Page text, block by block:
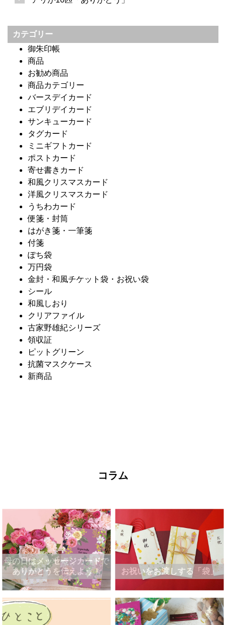
カテゴリー
御朱印帳
商品
お勧め商品
商品カテゴリー
バースデイカード
エブリデイカード
サンキューカード
タグカード
ミニギフトカード
ポストカード
寄せ書きカード
和風クリスマスカード
洋風クリスマスカード
うちわカード
便箋・封筒
はがき箋・一筆箋
付箋
ぽち袋
万円袋
金封・和風チケット袋・お祝い袋
シール
和風しおり
クリアファイル
古家野雄紀シリーズ
領収証
ピットグリーン
抗菌マスクケース
新商品
コラム
母の日はメッセージカードで
ありがとうを伝えよう！
お祝いをお渡しする「袋」